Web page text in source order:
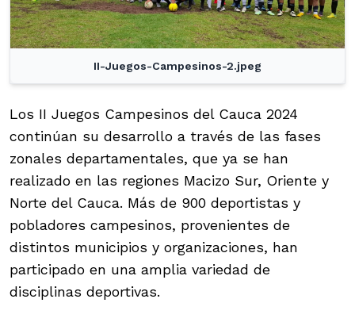
II-Juegos-Campesinos-2.jpeg
Los II Juegos Campesinos del Cauca 2024
continúan su desarrollo a través de las fases
zonales departamentales, que ya se han
realizado en las regiones Macizo Sur, Oriente y
Norte del Cauca. Más de 900 deportistas y
pobladores campesinos, provenientes de
distintos municipios y organizaciones, han
participado en una amplia variedad de
disciplinas deportivas.